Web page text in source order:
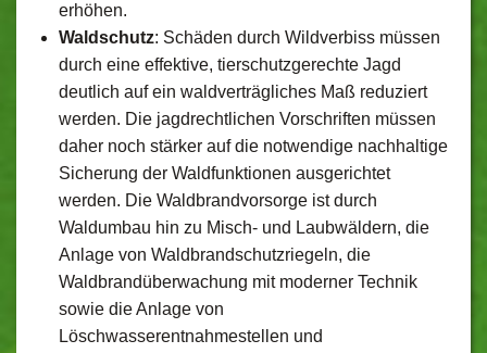
erhöhen.
Waldschutz: Schäden durch Wildverbiss müssen
durch eine effektive, tierschutzgerechte Jagd
deutlich auf ein waldverträgliches Maß reduziert
werden. Die jagdrechtlichen Vorschriften müssen
daher noch stärker auf die notwendige nachhaltige
Sicherung der Waldfunktionen ausgerichtet
werden. Die Waldbrandvorsorge ist durch
Waldumbau hin zu Misch- und Laubwäldern, die
Anlage von Waldbrandschutzriegeln, die
Waldbrandüberwachung mit moderner Technik
sowie die Anlage von
Löschwasserentnahmestellen und